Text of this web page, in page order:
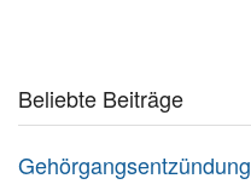
Beliebte Beiträge
Gehörgangsentzündung